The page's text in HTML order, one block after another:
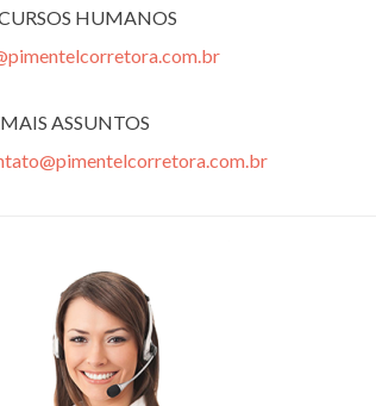
HUMANOS
ASSUNTOS